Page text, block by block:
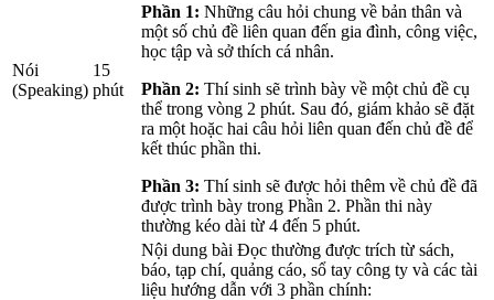
Nói
(Speaking)
15
phút
Phần 1: Những câu hỏi chung về bản thân và
một số chủ đề liên quan đến gia đình, công việc,
học tập và sở thích cá nhân.
Phần 2: Thí sinh sẽ trình bày về một chủ đề cụ
thể trong vòng 2 phút. Sau đó, giám khảo sẽ đặt
ra một hoặc hai câu hỏi liên quan đến chủ đề để
kết thúc phần thi.
Phần 3: Thí sinh sẽ được hỏi thêm về chủ đề đã
được trình bày trong Phần 2. Phần thi này
thường kéo dài từ 4 đến 5 phút.
Nội dung bài Đọc thường được trích từ sách,
báo, tạp chí, quảng cáo, sổ tay công ty và các tài
liệu hướng dẫn với 3 phần chính: